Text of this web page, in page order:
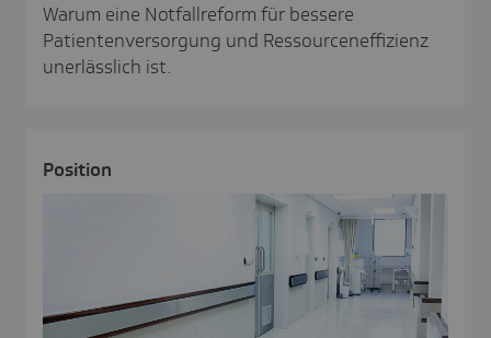
Warum eine Notfallreform für bessere
Patientenversorgung und Ressourceneffizienz
unerlässlich ist.
Posi­tion